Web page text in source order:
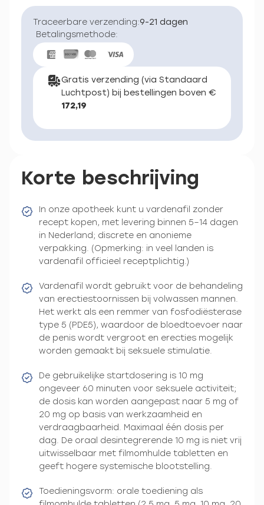
Traceerbare verzending:9-21 dagen
Betalingsmethode:
Gratis verzending (via Standaard
Luchtpost) bij bestellingen boven €
172,19
Korte beschrijving
In onze apotheek kunt u vardenafil zonder
recept kopen, met levering binnen 5–14 dagen
in Nederland; discrete en anonieme
verpakking. (Opmerking: in veel landen is
vardenafil officieel receptplichtig.)
Vardenafil wordt gebruikt voor de behandeling
van erectiestoornissen bij volwassen mannen.
Het werkt als een remmer van fosfodiësterase
type 5 (PDE5), waardoor de bloedtoevoer naar
de penis wordt vergroot en erecties mogelijk
worden gemaakt bij seksuele stimulatie.
De gebruikelijke startdosering is 10 mg
ongeveer 60 minuten voor seksuele activiteit;
de dosis kan worden aangepast naar 5 mg of
20 mg op basis van werkzaamheid en
verdraagbaarheid. Maximaal één dosis per
dag. De oraal desintegrerende 10 mg is niet vrij
uitwisselbaar met filmomhulde tabletten en
geeft hogere systemische blootstelling.
Toedieningsvorm: orale toediening als